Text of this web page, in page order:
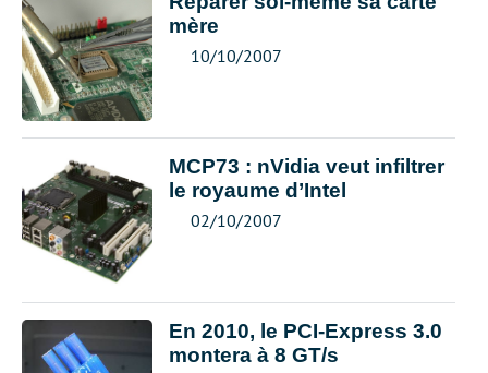
mère
10/10/2007
MCP73 : nVidia veut infiltrer
le royaume d’Intel
02/10/2007
En 2010, le PCI-Express 3.0
montera à 8 GT/s